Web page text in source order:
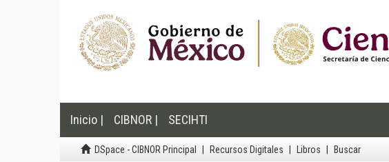
Inicio | CIBNOR | SECIHTI
DSpace - CIBNOR Principal Recursos Digitales Libros Buscar